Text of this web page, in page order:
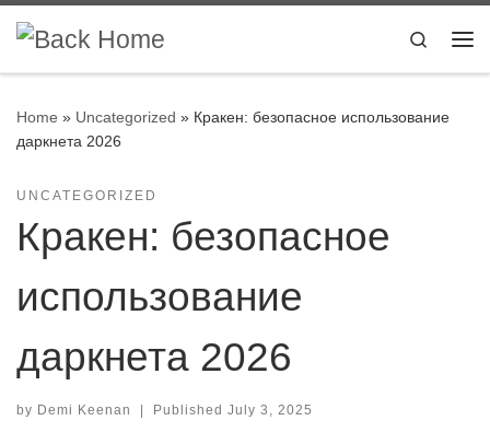
Skip to content
Search
Home » Uncategorized » Кракен: безопасное использование
даркнета 2026
UNCATEGORIZED
Кракен: безопасное
использование
даркнета 2026
by Demi Keenan | Published July 3, 2025